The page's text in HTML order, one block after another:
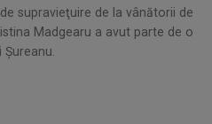
supravieţuire de la vânătorii de
Madgearu a avut parte de o